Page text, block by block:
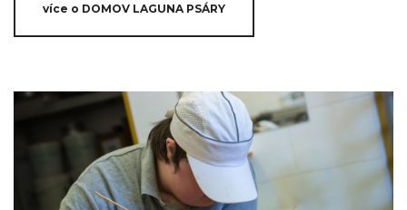
více o DOMOV LAGUNA PSÁRY